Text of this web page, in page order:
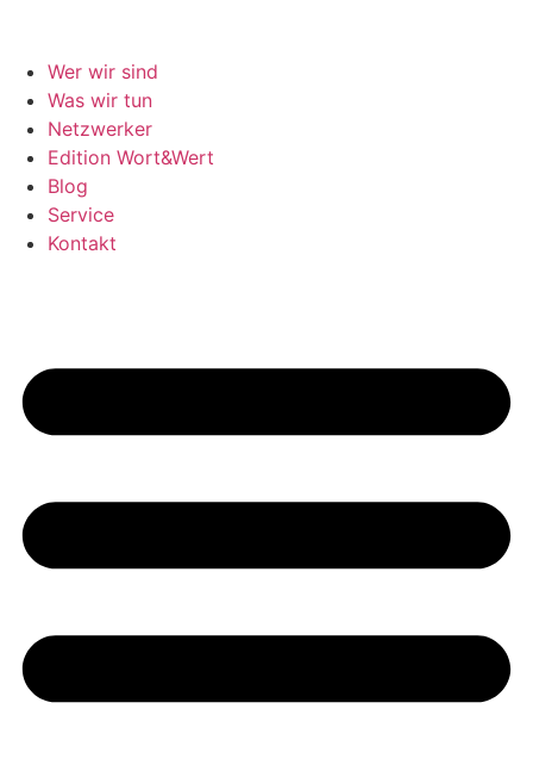
Wer wir sind
Was wir tun
Netzwerker
Edition Wort&Wert
Blog
Service
Kontakt